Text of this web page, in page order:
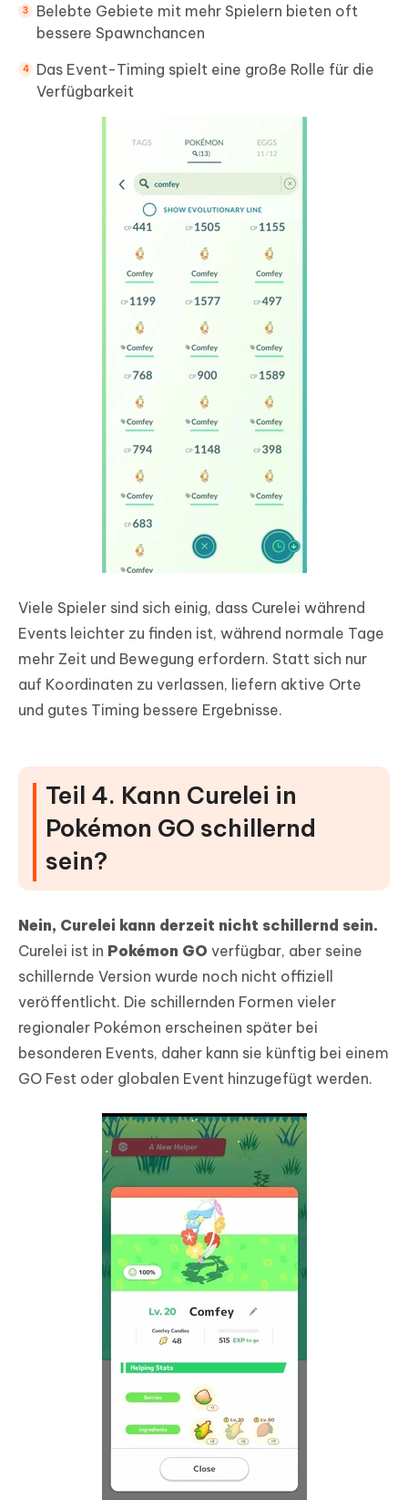
Belebte Gebiete mit mehr Spielern bieten oft
bessere Spawnchancen
Das Event-Timing spielt eine große Rolle für die
Verfügbarkeit
Viele Spieler sind sich einig, dass Curelei während
Events leichter zu finden ist, während normale Tage
mehr Zeit und Bewegung erfordern. Statt sich nur
auf Koordinaten zu verlassen, liefern aktive Orte
und gutes Timing bessere Ergebnisse.
Teil 4. Kann Curelei in
Pokémon GO schillernd
sein?
Nein, Curelei kann derzeit nicht schillernd sein.
Curelei ist in Pokémon GO verfügbar, aber seine
schillernde Version wurde noch nicht offiziell
veröffentlicht. Die schillernden Formen vieler
regionaler Pokémon erscheinen später bei
besonderen Events, daher kann sie künftig bei einem
GO Fest oder globalen Event hinzugefügt werden.